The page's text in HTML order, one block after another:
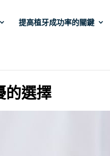
提高植牙成功率的關鍵
的選擇